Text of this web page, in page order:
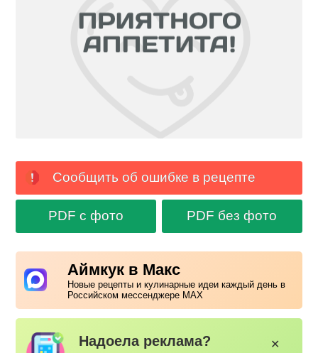
Сообщить об ошибке в рецепте
PDF с фото PDF без фото
Аймкук в Макс
Новые рецепты и кулинарные идеи каждый день в
Российском мессенджере MAX
Надоела реклама? ✕